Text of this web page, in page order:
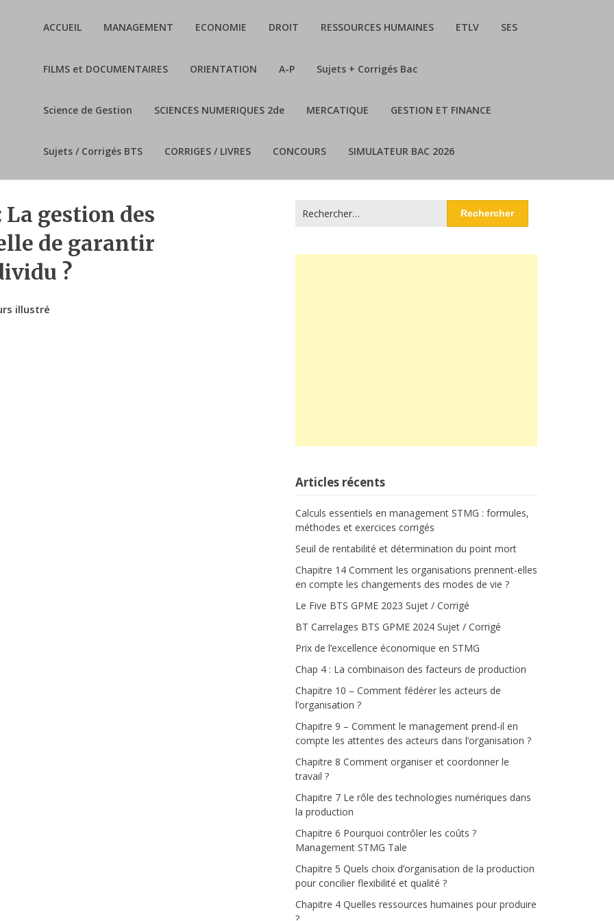
ACCUEIL MANAGEMENT ECONOMIE DROIT RESSOURCES HUMAINES ETLV SES
FILMS et DOCUMENTAIRES ORIENTATION A-P Sujets + Corrigés Bac
Science de Gestion SCIENCES NUMERIQUES 2de MERCATIQUE GESTION ET FINANCE
Sujets / Corrigés BTS CORRIGES / LIVRES CONCOURS SIMULATEUR BAC 2026
gestion des
de garantir
?
illustré
Articles récents
Calculs essentiels en management STMG : formules,
méthodes et exercices corrigés
Seuil de rentabilité et détermination du point mort
Chapitre 14 Comment les organisations prennent-elles
en compte les changements des modes de vie ?
Le Five BTS GPME 2023 Sujet / Corrigé
BT Carrelages BTS GPME 2024 Sujet / Corrigé
Prix de l’excellence économique en STMG
Chap 4 : La combinaison des facteurs de production
Chapitre 10 – Comment fédérer les acteurs de
l’organisation ?
Chapitre 9 – Comment le management prend-il en
compte les attentes des acteurs dans l’organisation ?
Chapitre 8 Comment organiser et coordonner le
travail ?
Chapitre 7 Le rôle des technologies numériques dans
la production
Chapitre 6 Pourquoi contrôler les coûts ?
Management STMG Tale
Chapitre 5 Quels choix d’organisation de la production
pour concilier flexibilité et qualité ?
Chapitre 4 Quelles ressources humaines pour produire
?